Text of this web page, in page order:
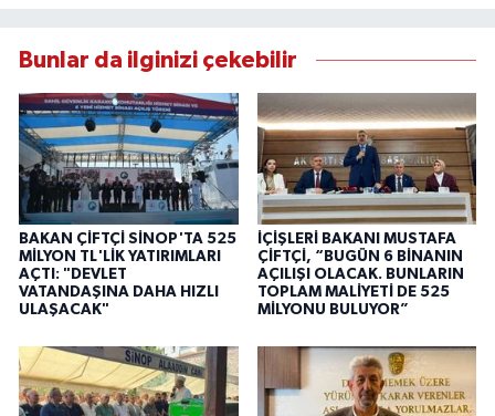
Bunlar da ilginizi çekebilir
BAKAN ÇİFTÇİ SİNOP'TA 525
MİLYON TL'LİK YATIRIMLARI
AÇTI: "DEVLET
VATANDAŞINA DAHA HIZLI
ULAŞACAK"
İÇİŞLERİ BAKANI MUSTAFA
ÇİFTÇİ, “BUGÜN 6 BİNANIN
AÇILIŞI OLACAK. BUNLARIN
TOPLAM MALİYETİ DE 525
MİLYONU BULUYOR”